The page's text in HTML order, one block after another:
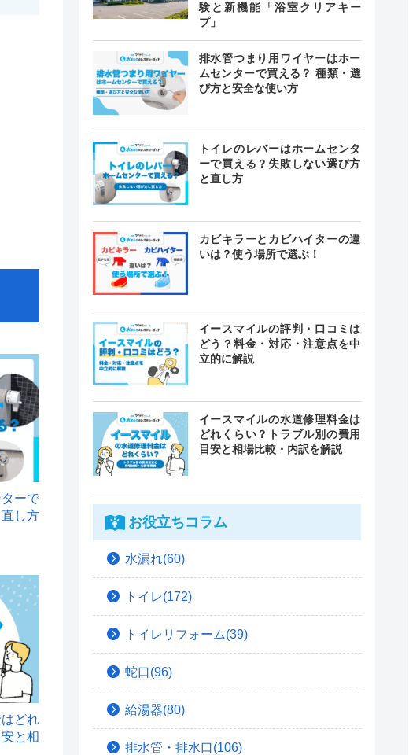
ーで
し方
どれ
と相
験と新機能「浴室クリアキー
プ」
排水管つまり用ワイヤーはホー
ムセンターで買える？ 種類・選
び方と安全な使い方
トイレのレバーはホームセンタ
ーで買える？失敗しない選び方
と直し方
カビキラーとカビハイターの違
いは？使う場所で選ぶ！
イースマイルの評判・口コミは
どう？料金・対応・注意点を中
立的に解説
イースマイルの水道修理料金は
どれくらい？トラブル別の費用
目安と相場比較・内訳を解説
お役立ちコラム
水漏れ(60)
トイレ(172)
トイレリフォーム(39)
蛇口(96)
給湯器(80)
排水管・排水口(106)